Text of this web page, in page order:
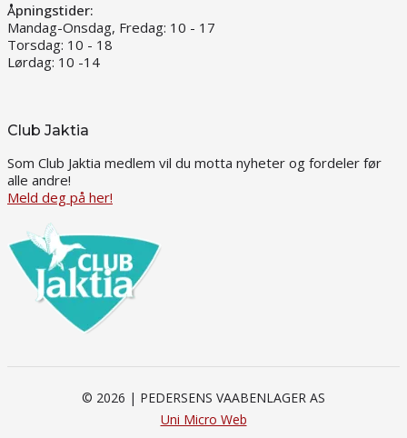
Åpningstider:
Mandag-Onsdag, Fredag: 10 - 17
Torsdag: 10 - 18
Lørdag: 10 -14
Club Jaktia
Som Club Jaktia medlem vil du motta nyheter og fordeler før
alle andre!
Meld deg på her!
© 2026 | PEDERSENS VAABENLAGER AS
Uni Micro Web